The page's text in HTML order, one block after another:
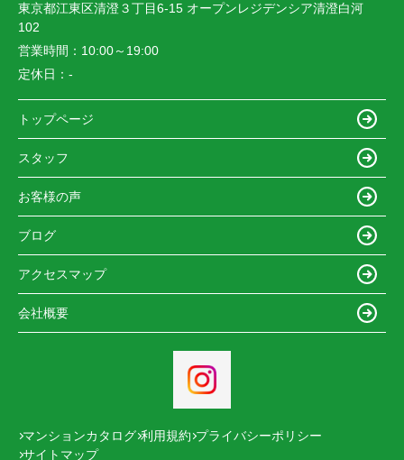
東京都江東区清澄３丁目6-15 オープンレジデンシア清澄白河
102
営業時間： 10:00～19:00
定休日： -
トップページ
スタッフ
お客様の声
ブログ
アクセスマップ
会社概要
マンションカタログ 利用規約 プライバシーポリシー
サイトマップ